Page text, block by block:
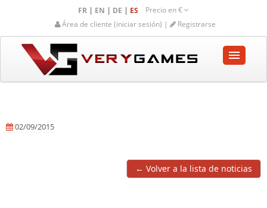
FR | EN | DE | ES Precio en€
Área de cliente (iniciar sesión) |
Registrarse
02/09/2015
← Volver a la lista de noticias